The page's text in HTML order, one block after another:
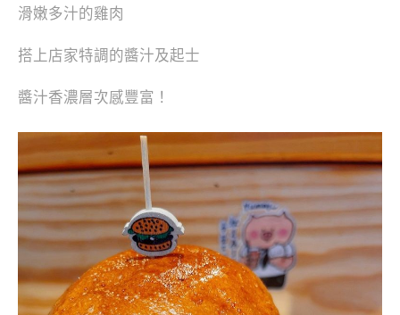
滑嫩多汁的雞肉
搭上店家特調的醬汁及起士
醬汁香濃層次感豐富！